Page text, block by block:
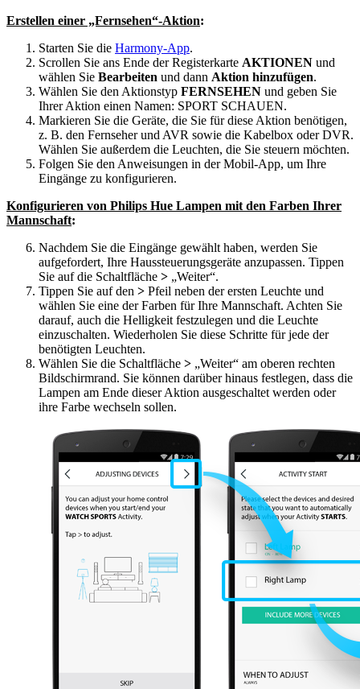
Erstellen einer „Fernsehen“-Aktion:
Starten Sie die Harmony-App.
Scrollen Sie ans Ende der Registerkarte AKTIONEN und
wählen Sie Bearbeiten und dann Aktion hinzufügen.
Wählen Sie den Aktionstyp FERNSEHEN und geben Sie
Ihrer Aktion einen Namen: SPORT SCHAUEN.
Markieren Sie die Geräte, die Sie für diese Aktion benötigen,
z. B. den Fernseher und AVR sowie die Kabelbox oder DVR.
Wählen Sie außerdem die Leuchten, die Sie steuern möchten.
Folgen Sie den Anweisungen in der Mobil-App, um Ihre
Eingänge zu konfigurieren.
Konfigurieren von Philips Hue Lampen mit den Farben Ihrer
Mannschaft:
Nachdem Sie die Eingänge gewählt haben, werden Sie
aufgefordert, Ihre Haussteuerungsgeräte anzupassen. Tippen
Sie auf die Schaltfläche > „Weiter“.
Tippen Sie auf den > Pfeil neben der ersten Leuchte und
wählen Sie eine der Farben für Ihre Mannschaft. Achten Sie
darauf, auch die Helligkeit festzulegen und die Leuchte
einzuschalten. Wiederholen Sie diese Schritte für jede der
benötigten Leuchten.
Wählen Sie die Schaltfläche > „Weiter“ am oberen rechten
Bildschirmrand. Sie können darüber hinaus festlegen, dass die
Lampen am Ende dieser Aktion ausgeschaltet werden oder
ihre Farbe wechseln sollen.